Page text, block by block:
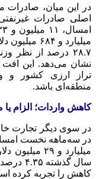
در این میان، صادرات
اصلی صادرات
میلیارد و
نشان می‌دهد. این افت
تراز ارزی کشور و
منطقه‌ای باشد.
کاهش واردات؛ الزام
در سوی دیگر تجارت
میلیارد و
کاهش را تجربه کرده